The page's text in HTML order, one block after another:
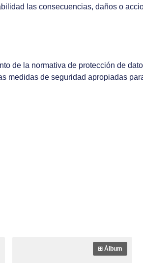
las consecuencias, daños o
de la normativa de protección de
medidas de seguridad apropiadas
⊞ Álbum